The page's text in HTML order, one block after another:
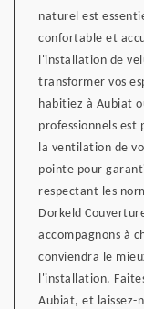
naturel est
confortable et
l'installation de
transformer vos
habitiez à Aubiat
professionnels
la ventilation de
pointe pour
respectant les
Dorkeld
accompagnons à
conviendra le
l'installation.
Aubiat, et laissez-